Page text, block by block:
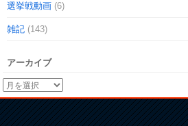
選挙戦動画 (6)
雑記 (143)
アーカイブ